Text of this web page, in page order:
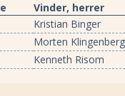
Vinder, herrer
Kristian Binger
Morten Klingenberg
Kenneth Risom